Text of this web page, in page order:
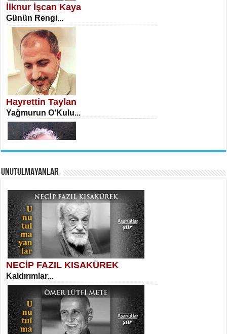
İSA KARATEPE
Ekranlar Arasında Kaybolan İnsan...
AHMET URFALI
Tahlil Denemesi...
SELAHATTİN YILDIZ
İnsanın Zindanı...
İlknur İşcan Kaya
Günün Rengi...
Hayrettin Taylan
Yağmurun O’Kulu...
Yaşar Bedri
Ölüm ve Atlas...
Necati Sarıca
Ben Kader Vurgunuyum Maria...
UNUTULMAYANLAR
NECİP FAZIL KISAKÜREK
Kaldırımlar...